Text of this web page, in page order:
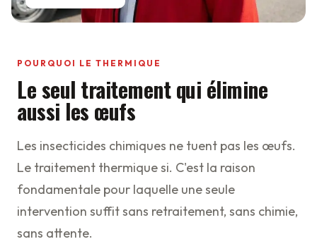
POURQUOI LE THERMIQUE
Le seul traitement qui élimine
aussi les œufs
Les insecticides chimiques ne tuent pas les œufs.
Le traitement thermique si. C'est la raison
fondamentale pour laquelle une seule
intervention suffit sans retraitement, sans chimie,
sans attente.